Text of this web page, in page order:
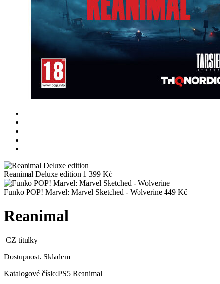
Reanimal Deluxe edition 1 399 Kč
Funko POP! Marvel: Marvel Sketched - Wolverine 449 Kč
Reanimal
CZ titulky
Dostupnost: Skladem
Katalogové číslo:PS5 Reanimal